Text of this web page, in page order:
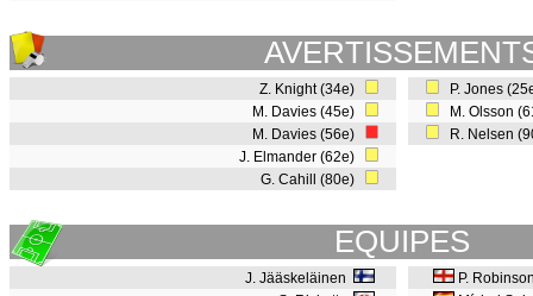
Z. Knight (34e)
M. Davies (45e)
M. Davies (56e)
J. Elmander (62e)
G. Cahill (80e)
P. Jones
M. Olsson
R. Nelsen
EQUIPES
J. Jääskeläinen
P.